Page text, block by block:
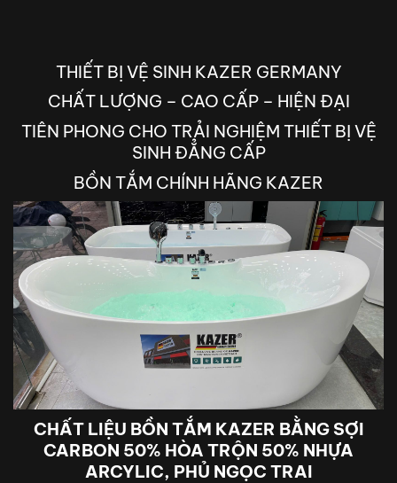
THIẾT BỊ VỆ SINH KAZER GERMANY
CHẤT LƯỢNG – CAO CẤP – HIỆN ĐẠI
TIÊN PHONG CHO TRẢI NGHIỆM THIẾT BỊ VỆ
SINH ĐẲNG CẤP
BỒN TẮM CHÍNH HÃNG KAZER
CHẤT LIỆU BỒN TẮM KAZER BẰNG SỢI
CARBON 50% HÒA TRỘN 50% NHỰA
ARCYLIC, PHỦ NGỌC TRAI